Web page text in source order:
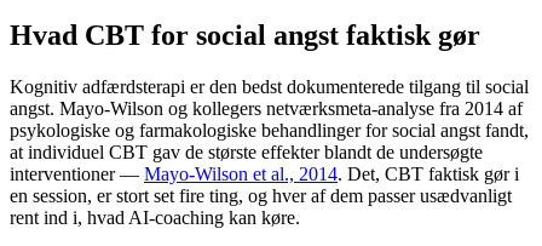
Hvad CBT for social angst faktisk gør
Kognitiv adfærdsterapi er den bedst dokumenterede tilgang til social
angst. Mayo-Wilson og kollegers netværksmeta-analyse fra 2014 af
psykologiske og farmakologiske behandlinger for social angst fandt,
at individuel CBT gav de største effekter blandt de undersøgte
interventioner — Mayo-Wilson et al., 2014. Det, CBT faktisk gør i
en session, er stort set fire ting, og hver af dem passer usædvanligt
rent ind i, hvad AI-coaching kan køre.